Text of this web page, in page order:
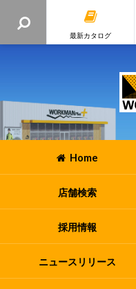
最新カタログ
Home
店舗検索
採用情報
ニュースリリース